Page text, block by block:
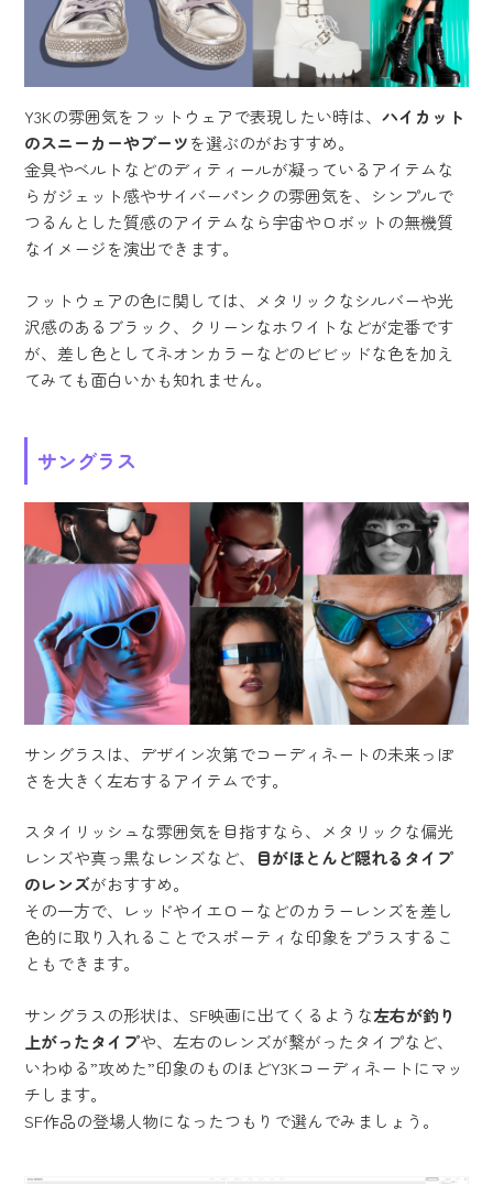
Y3Kの雰囲気をフットウェアで表現したい時は、ハイカット
のスニーカーやブーツを選ぶのがおすすめ。
金具やベルトなどのディティールが凝っているアイテムな
らガジェット感やサイバーパンクの雰囲気を、シンプルで
つるんとした質感のアイテムなら宇宙やロボットの無機質
なイメージを演出できます。
フットウェアの色に関しては、メタリックなシルバーや光
沢感のあるブラック、クリーンなホワイトなどが定番です
が、差し色としてネオンカラーなどのビビッドな色を加え
てみても面白いかも知れません。
サングラス
サングラスは、デザイン次第でコーディネートの未来っぽ
さを大きく左右するアイテムです。
スタイリッシュな雰囲気を目指すなら、メタリックな偏光
レンズや真っ黒なレンズなど、
目がほとんど隠れるタイプ
のレンズがおすすめ。
その一方で、レッドやイエローなどのカラーレンズを差し
色的に取り入れることでスポーティな印象をプラスするこ
ともできます。
サングラスの形状は、SF映画に出てくるような左右が釣り
上がったタイプや、左右のレンズが繋がったタイプなど、
いわゆる”攻めた”印象のものほどY3Kコーディネートにマッ
チします。
SF作品の登場人物になったつもりで選んでみましょう。